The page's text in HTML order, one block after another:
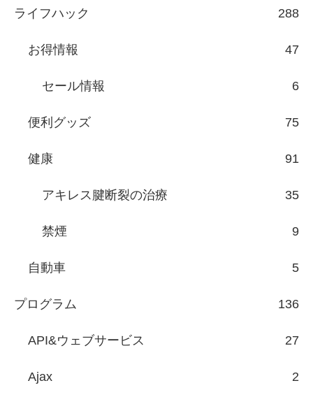
ライフハック 288
お得情報 47
セール情報 6
便利グッズ 75
健康 91
アキレス腱断裂の治療 35
禁煙 9
自動車 5
プログラム 136
API&ウェブサービス 27
Ajax 2